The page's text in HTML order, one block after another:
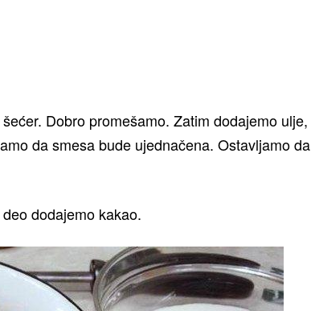
Dobro promešamo. Zatim dodajemo ulje,
da smesa bude ujednačena. Ostavljamo da
dodajemo kakao.